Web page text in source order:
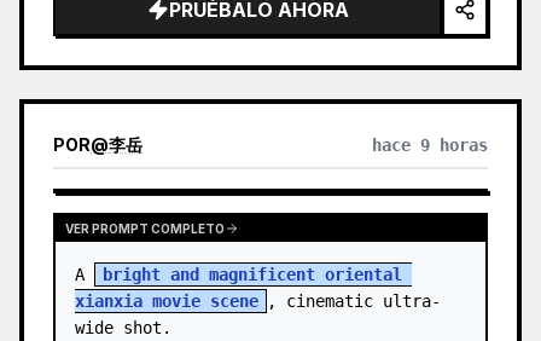
PRUÉBALO AHORA
POR@李岳 hace 9 horas
VER PROMPT COMPLETO
A
bright and magnificent oriental
xianxia movie scene
, cinematic ultra-
wide shot.